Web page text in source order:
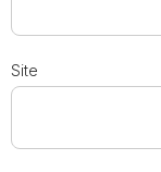
Site